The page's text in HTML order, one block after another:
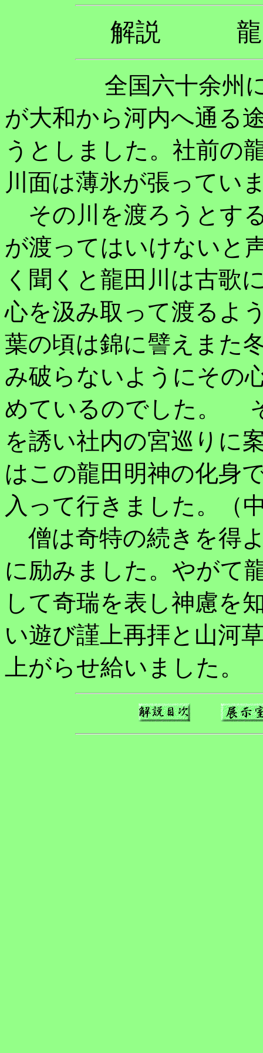
解説 龍
全国六十余州に納
が大和から河内へ通る
うとしました。社前の
川面は薄氷が張ってい
その川を渡ろうとす
が渡ってはいけないと
く聞くと龍田川は古歌
心を汲み取って渡るよ
葉の頃は錦に譬えまた
み破らないようにその
めているのでした。
を誘い社内の宮巡りに
はこの龍田明神の化身
入って行きました。（
僧は奇特の続きを得
に励みました。やがて
して奇瑞を表し神慮を
い遊び謹上再拝と山河
上がらせ給いました。